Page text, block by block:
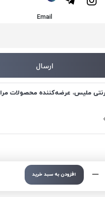
افزودن به سبد خرید
Email
ملیس، عرضه‌کننده محصولات